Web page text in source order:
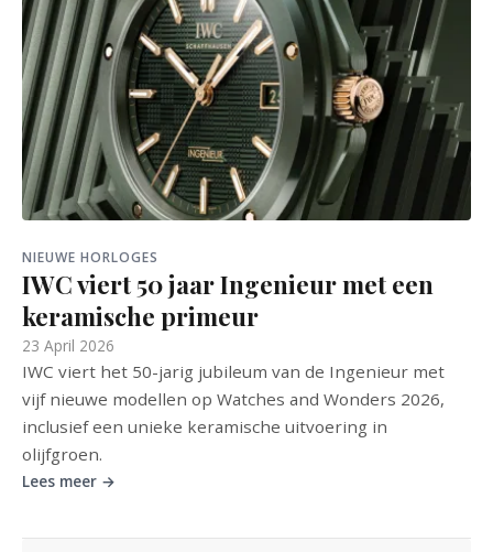
NIEUWE HORLOGES
IWC viert 50 jaar Ingenieur met een
keramische primeur
23 April 2026
IWC viert het 50-jarig jubileum van de Ingenieur met
vijf nieuwe modellen op Watches and Wonders 2026,
inclusief een unieke keramische uitvoering in
olijfgroen.
Lees meer →